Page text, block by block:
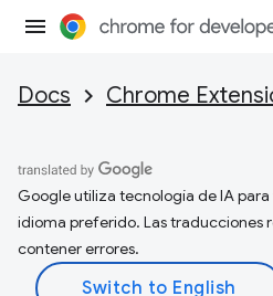
Docs Chrome
Google utiliza tecnología de IA
idioma preferido. Las traducciones
contener errores.